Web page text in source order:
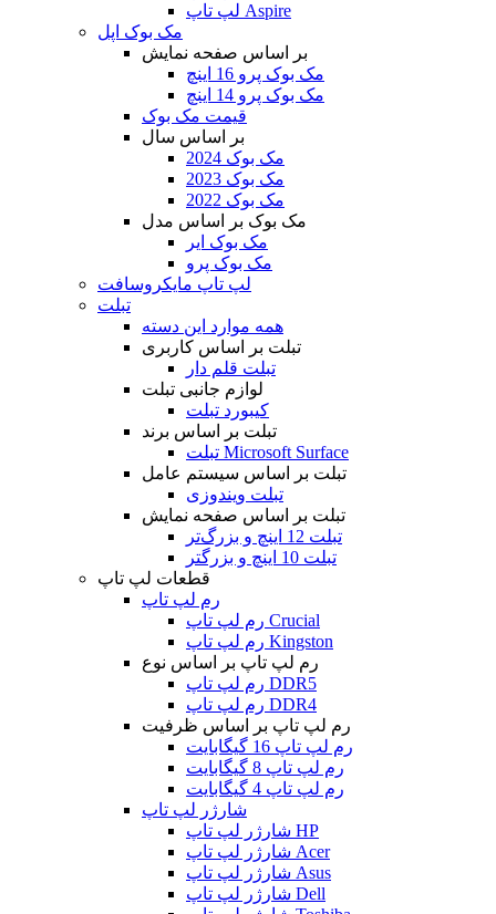
لپ تاپ Aspire
مک بوک اپل
بر اساس صفحه نمایش
مک بوک پرو 16 اینچ
مک بوک پرو 14 اینچ
قیمت مک بوک
بر اساس سال
مک بوک 2024
مک بوک 2023
مک بوک 2022
مک بوک بر اساس مدل
مک بوک ایر
مک بوک پرو
لپ تاپ مایکروسافت
تبلت
همه موارد این دسته
تبلت بر اساس کاربری
تبلت قلم دار
لوازم جانبی تبلت
کیبورد تبلت
تبلت بر اساس برند
تبلت Microsoft Surface
تبلت بر اساس سیستم عامل
تبلت ویندوزی
تبلت بر اساس صفحه نمایش
تبلت 12 اینچ و بزرگ‌تر
تبلت 10 اینچ و بزرگتر
قطعات لپ تاپ
رم لپ تاپ
رم لپ تاپ Crucial
رم لپ تاپ Kingston
رم لپ تاپ بر اساس نوع
رم لپ تاپ DDR5
رم لپ تاپ DDR4
رم لپ تاپ بر اساس ظرفیت
رم لپ تاپ 16 گیگابایت
رم لپ تاپ 8 گیگابایت
رم لپ تاپ 4 گیگابایت
شارژر لپ تاپ
شارژر لپ تاپ HP
شارژر لپ تاپ Acer
شارژر لپ تاپ Asus
شارژر لپ تاپ Dell